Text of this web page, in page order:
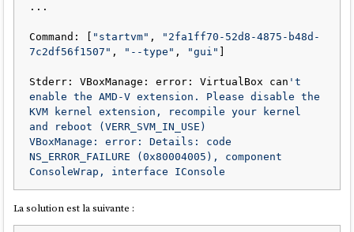
permettre de construire différents types d'imagesMS Windows
Packer. Je n'ai pas essayé d'en construire une.
...
Command: [ "startvm" ,
"2fa1ff70-52d8-4875-b48d-
7c2df56f1507" , "--type" , "gui"
Stderr: VBoxManage: error: VirtualBox can 't
enable the AMD-V extension. Please disable the
KVM kernel extension, recompile your kernel
and reboot (VERR_SVM_IN_USE)
VBoxManage: error: Details: code
NS_ERROR_FAILURE (0x80004005), component
La solution est la suivante :